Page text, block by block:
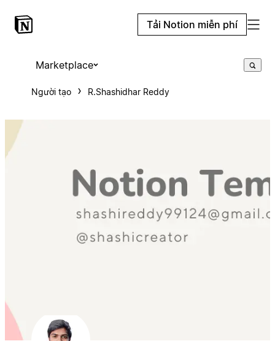
Tải Notion miễn phí
Marketplace
Người tạo R.Shashidhar Reddy